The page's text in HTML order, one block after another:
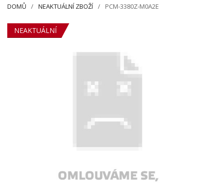
DOMŮ NEAKTUÁLNÍ ZBOŽÍ PCM-3380Z-M0A2E
NEAKTUÁLNÍ